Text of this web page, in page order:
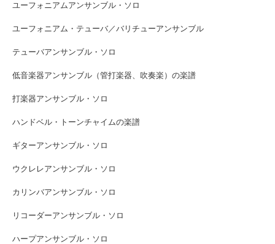
ユーフォニアムアンサンブル・ソロ
ユーフォニアム・テューバ／バリチューアンサンブル
テューバアンサンブル・ソロ
低音楽器アンサンブル（管打楽器、吹奏楽）の楽譜
打楽器アンサンブル・ソロ
ハンドベル・トーンチャイムの楽譜
ギターアンサンブル・ソロ
ウクレレアンサンブル・ソロ
カリンバアンサンブル・ソロ
リコーダーアンサンブル・ソロ
ハープアンサンブル・ソロ